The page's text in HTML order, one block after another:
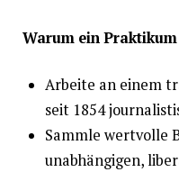
Warum ein
Arbeite an einem
seit 1854
Sammle wertvolle
unabhängigen,